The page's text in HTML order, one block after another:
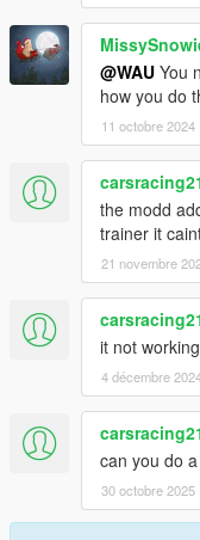
@WAU You
how you do
11 octobre 2024
the modd
trainer it
21 novembre
it not
4 décembre
can you do
30 octobre 2025